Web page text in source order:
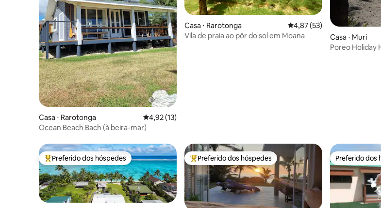
Casa ⋅ Rarotonga 4,92 de uma avaliação média de 5, 13 avaliações
4,92 (13)
Ocean Beach Bach (à beira-mar)
Casa ⋅ Rarotonga 4,87 de uma avaliação
4,87 (53)
Vila de praia ao pôr do sol em Moana
Casa ⋅ Muri
Poreo Holiday
Entre os melhores preferidos dos hóspedes
Preferido dos hóspedes Entre os melhores preferidos dos hóspedes
Preferido dos hóspedes Preferido dos
Preferido dos